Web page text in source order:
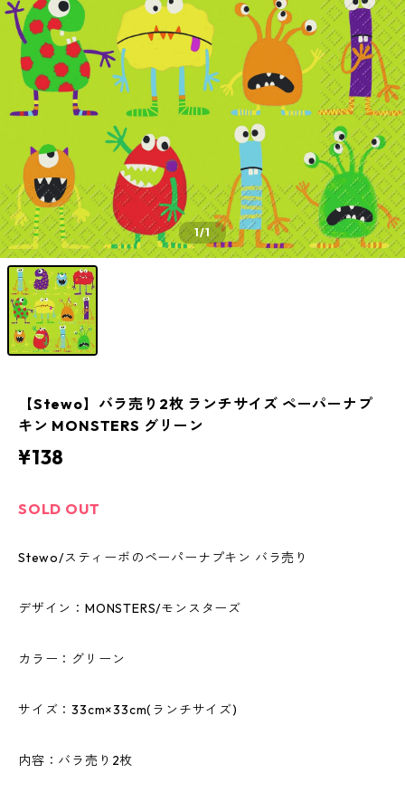
1/1
【Stewo】バラ売り2枚 ランチサイズ ペーパーナプ
キン MONSTERS グリーン
¥138
SOLD OUT
Stewo/スティーボのペーパーナプキン バラ売り
デザイン：MONSTERS/モンスターズ
カラー：グリーン
サイズ：33cm×33cm(ランチサイズ)
内容：バラ売り2枚